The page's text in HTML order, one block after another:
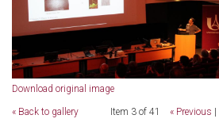
Download original image
« Back to gallery Item 3 of 41 « Previous